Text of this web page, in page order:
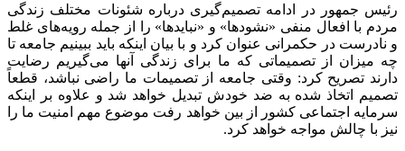
رئیس جمهور در ادامه تصمیم‌گیری درباره شئونات مختلف زندگی
مردم با افعال منفی «نشودها» و «نبایدها» را از جمله رویه‌های غلط
و نادرست در حکمرانی عنوان کرد و با بیان اینکه باید ببینیم جامعه تا
چه میزان از تصمیماتی که ما برای زندگی آنها می‌گیریم رضایت
دارند تصریح کرد: وقتی جامعه از تصمیمات ما راضی نباشد، قطعاً
تصمیم اتخاذ شده به ضد خودش تبدیل خواهد شد و علاوه بر اینکه
سرمایه اجتماعی کشور از بین خواهد رفت موضوع مهم امنیت ما را
نیز با چالش مواجه خواهد کرد.